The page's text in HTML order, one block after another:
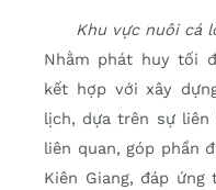
Khu vực nuôi cá
Nhằm phát huy tối
kết hợp với xây
lịch, dựa trên sự liên
liên quan, góp phần
Kiên Giang, đáp